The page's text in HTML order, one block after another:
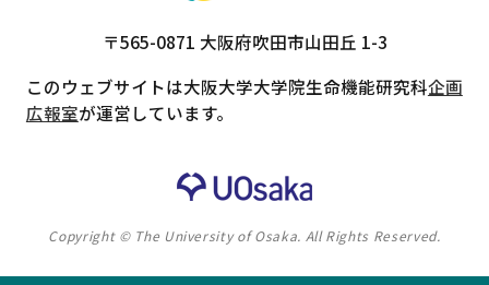
〒565-0871 大阪府吹田市山田丘 1-3
このウェブサイトは大阪大学大学院生命機能研究科企画
広報室が運営しています。
Copyright © The University of Osaka. All Rights Reserved.